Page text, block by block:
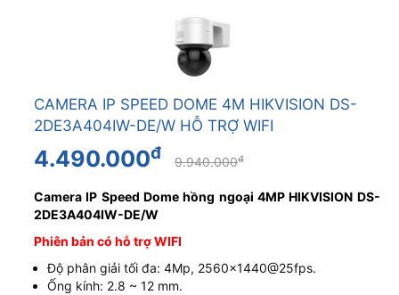
CAMERA IP SPEED DOME 4M HIKVISION DS-
2DE3A404IW-DE/W HỖ TRỢ WIFI
4.490.000đ 9.940.000đ
Camera IP Speed Dome hồng ngoại 4MP HIKVISION DS-
2DE3A404IW-DE/W
Phiên bản có hỗ trợ WIFI
Độ phân giải tối đa: 4Mp, 2560x1440@25fps.
Ống kính: 2.8 ~ 12 mm.